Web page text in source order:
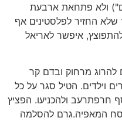
ולא פתחאת ארבעת
החזיר לפלסטינים אף
איפשר לאריאל
מרחוק ובדם קר
וילדים. הטיל סגר על כל
חרפתרעב ולהכניעו. הפציץ
המאפיה.גרם להסלמה